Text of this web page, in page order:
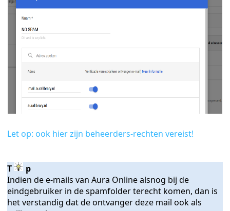
Let op: ook hier zijn beheerders-rechten vereist!
T
p
Indien de e-mails van Aura Online alsnog bij de
eindgebruiker in de spamfolder terecht komen, dan is
het verstandig dat de ontvanger deze mail ook als